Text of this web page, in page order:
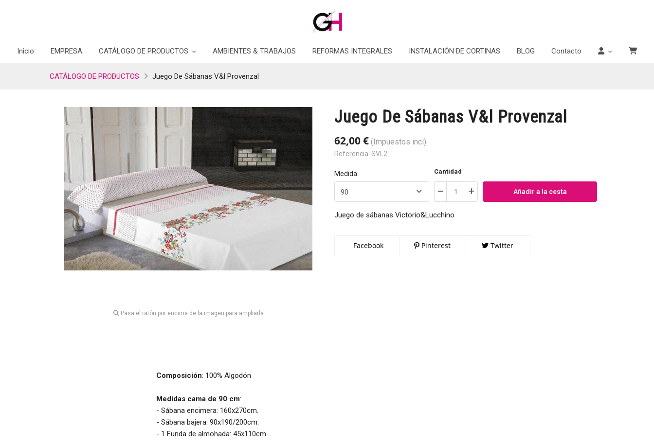
Inicio EMPRESA CATÁLOGO DE PRODUCTOS AMBIENTES & TRABAJOS REFORMAS INTEGRALES INSTALACIÓN DE CORTINAS BLOG Contacto
CATÁLOGO DE PRODUCTOS Juego De Sábanas V&l Provenzal
Pasa el ratón por encima de la imagen para ampliarla
Juego De Sábanas V&l Provenzal
62,00 € (Impuestos incl)
Referencia: SVL2
Medida
90
Cantidad
Añadir a la cesta
Juego de sábanas Victorio&Lucchino
Facebook Pinterest Twitter
Composición: 100% Algodón
Medidas cama de 90 cm:
- Sábana encimera: 160x270cm.
- Sábana bajera: 90x190/200cm.
- 1 Funda de almohada: 45x110cm.